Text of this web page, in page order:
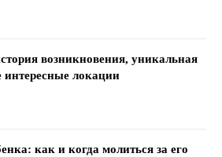
возникновения, уникальная
интересные локации
как и когда молиться за его